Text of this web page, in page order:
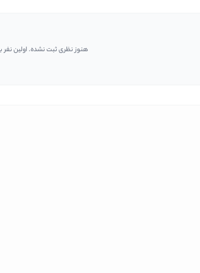
هنوز نظری ثبت نشده. اولین نفر